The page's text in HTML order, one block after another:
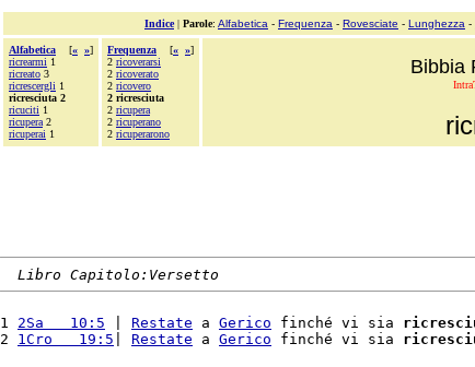
Indice| Parole: Alfabetica - Frequenza - Rovesciate - Lunghezza -
Alfabetica [« »]
ricrearmi 1
ricreato 3
ricrescergli 1
ricresciuta 2
ricuciti 1
ricupera 2
ricuperai 1
Frequenza [« »]
2 ricoverarsi
2 ricoverato
2 ricovero
2 ricresciuta
2 ricupera
2 ricuperano
2 ricuperarono
Bibbia
Libro Capitolo:Versetto
1 2Sa   10:5 Restate a Gerico finché vi sia
2 1Cro   19:5 Restate a Gerico finché vi sia